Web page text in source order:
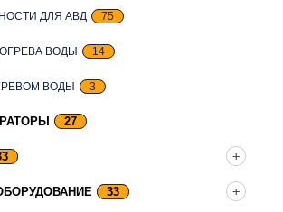
ДЛЯ АВД 75
ВОДЫ 14
ВОДЫ 3
27
33